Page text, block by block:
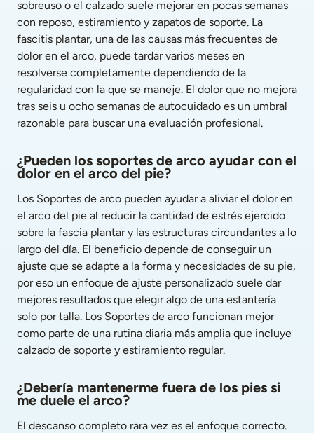
sobreuso o el calzado suele mejorar en pocas semanas
con reposo, estiramiento y zapatos de soporte. La
fascitis plantar, una de las causas más frecuentes de
dolor en el arco, puede tardar varios meses en
resolverse completamente dependiendo de la
regularidad con la que se maneje. El dolor que no mejora
tras seis u ocho semanas de autocuidado es un umbral
razonable para buscar una evaluación profesional.
¿Pueden los soportes de arco ayudar con el
dolor en el arco del pie?
Los Soportes de arco pueden ayudar a aliviar el dolor en
el arco del pie al reducir la cantidad de estrés ejercido
sobre la fascia plantar y las estructuras circundantes a lo
largo del día. El beneficio depende de conseguir un
ajuste que se adapte a la forma y necesidades de su pie,
por eso un enfoque de ajuste personalizado suele dar
mejores resultados que elegir algo de una estantería
solo por talla. Los Soportes de arco funcionan mejor
como parte de una rutina diaria más amplia que incluye
calzado de soporte y estiramiento regular.
¿Debería mantenerme fuera de los pies si
me duele el arco?
El descanso completo rara vez es el enfoque correcto.